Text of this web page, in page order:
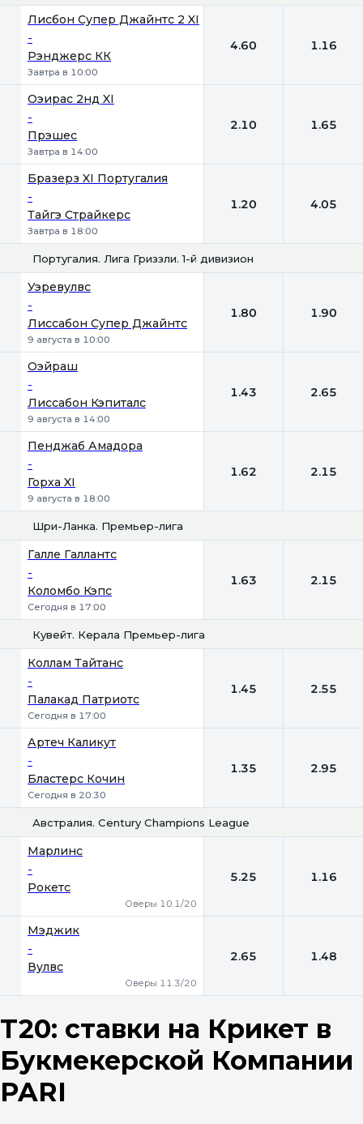
Лисбон Супер Джайнтс 2 XI
-
Рэнджерс КК
Завтра в 10:00
4.60 1.16
Оэирас 2нд XI
-
Прэшес
Завтра в 14:00
2.10 1.65
Бразерз XI Португалия
-
Тайгэ Страйкерс
Завтра в 18:00
1.20 4.05
Португалия. Лига Гриззли. 1-й дивизион
Уэревулвс
-
Лиссабон Супер Джайнтс
9 августа в 10:00
1.80 1.90
Оэйраш
-
Лиссабон Кэпиталс
9 августа в 14:00
1.43 2.65
Пенджаб Амадора
-
Горха XI
9 августа в 18:00
1.62 2.15
Шри-Ланка. Премьер-лига
Галле Галлантс
-
Коломбо Кэпс
Сегодня в 17:00
1.63 2.15
Кувейт. Керала Премьер-лига
Коллам Тайтанс
-
Палакад Патриотс
Сегодня в 17:00
1.45 2.55
Артеч Каликут
-
Бластерс Кочин
Сегодня в 20:30
1.35 2.95
Австралия. Century Champions League
Марлинс
-
Рокетс
Оверы 10.1/20
5.25 1.16
Мэджик
-
Вулвс
Оверы 11.3/20
2.65 1.48
T20: ставки на Крикет в
Букмекерской Компании
PARI